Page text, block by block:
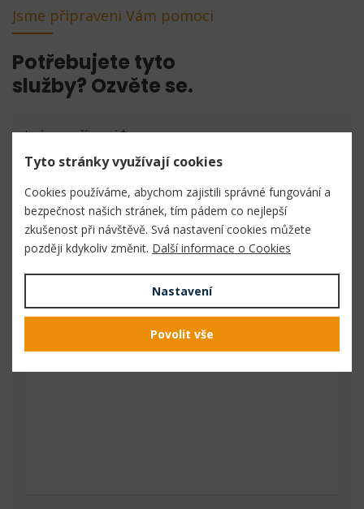
Jsme připraveni Vám pomoci
Potřebujete tyto
služby? Ozvěte se.
Jméno a příjmení*
E-mailová adresa *
Telefon
Vaše zpráva*
Tyto stránky využívají cookies
Cookies používáme, abychom zajistili správné fungování a
bezpečnost našich stránek, tím pádem co nejlepší
zkušenost při návštěvě. Svá nastavení cookies můžete
později kdykoliv změnit. Další informace o Cookies
Nastavení
Povolit vše